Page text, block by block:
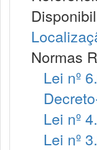
Normas
Lei nº
Lei nº
Lei nº